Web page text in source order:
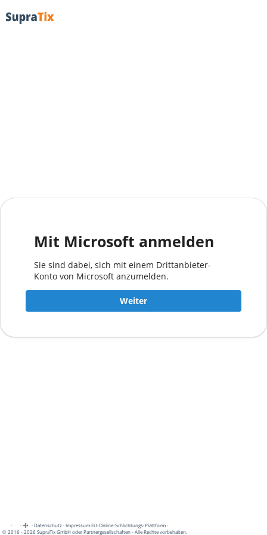
Mit Microsoft anmelden
Sie sind dabei, sich mit einem Drittanbieter-
Konto von Microsoft anzumelden.
Weiter
· · ·Datenschutz·Impressum EU-Online-Schlichtungs-Plattform·
© 2016 - 2026 SupraTix GmbH oder Partnergesellschaften - Alle Rechte vorbehalten.